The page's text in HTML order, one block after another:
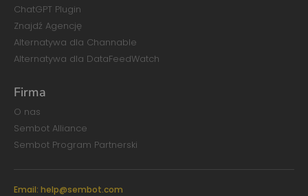
ChatGPT Plugin
Znajdź Agencję
Alternatywa dla Channable
Alternatywa dla DataFeedWatch
Firma
O nas
Sembot Alliance
Sembot Program Partnerski
Email: help@sembot.com